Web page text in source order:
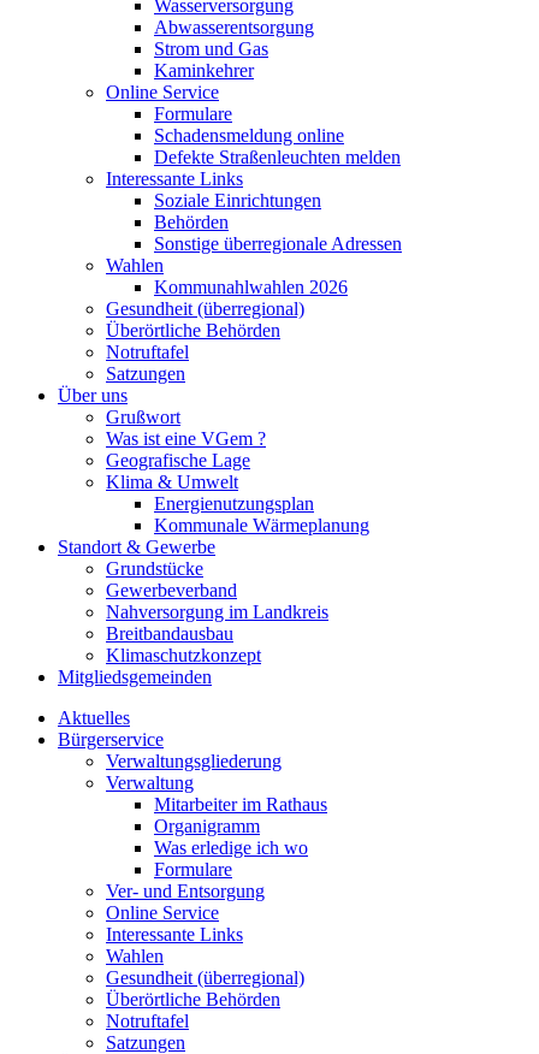
Wasserversorgung
Abwasserentsorgung
Strom und Gas
Kaminkehrer
Online Service
Formulare
Schadensmeldung online
Defekte Straßenleuchten melden
Interessante Links
Soziale Einrichtungen
Behörden
Sonstige überregionale Adressen
Wahlen
Kommunahlwahlen 2026
Gesundheit (überregional)
Überörtliche Behörden
Notruftafel
Satzungen
Über uns
Grußwort
Was ist eine VGem ?
Geografische Lage
Klima & Umwelt
Energienutzungsplan
Kommunale Wärmeplanung
Standort & Gewerbe
Grundstücke
Gewerbeverband
Nahversorgung im Landkreis
Breitbandausbau
Klimaschutzkonzept
Mitgliedsgemeinden
Aktuelles
Bürgerservice
Verwaltungsgliederung
Verwaltung
Mitarbeiter im Rathaus
Organigramm
Was erledige ich wo
Formulare
Ver- und Entsorgung
Online Service
Interessante Links
Wahlen
Gesundheit (überregional)
Überörtliche Behörden
Notruftafel
Satzungen